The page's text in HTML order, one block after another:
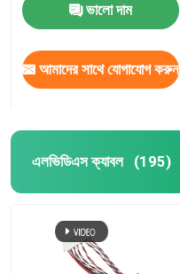
ভালো দাম
আমাদের সাথে যোগাযোগ করুন
এলভিডিএস ক্যাবল (195)